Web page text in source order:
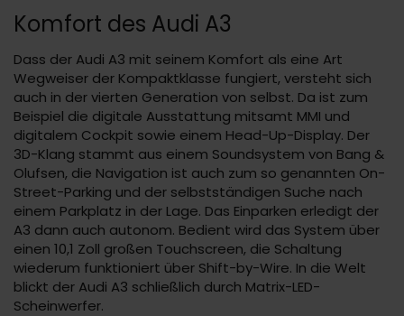
Komfort des Audi A3
Dass der Audi A3 mit seinem Komfort als eine Art
Wegweiser der Kompaktklasse fungiert, versteht sich
auch in der vierten Generation von selbst. Da ist zum
Beispiel die digitale Ausstattung mitsamt MMI und
digitalem Cockpit sowie einem Head-Up-Display. Der
3D-Klang stammt aus einem Soundsystem von Bang &
Olufsen, die Navigation ist auch zum so genannten On-
Street-Parking und der selbstständigen Suche nach
einem Parkplatz in der Lage. Das Einparken erledigt der
A3 dann auch autonom. Bedient wird das System über
einen 10,1 Zoll großen Touchscreen, die Schaltung
wiederum funktioniert über Shift-by-Wire. In die Welt
blickt der Audi A3 schließlich durch Matrix-LED-
Scheinwerfer.